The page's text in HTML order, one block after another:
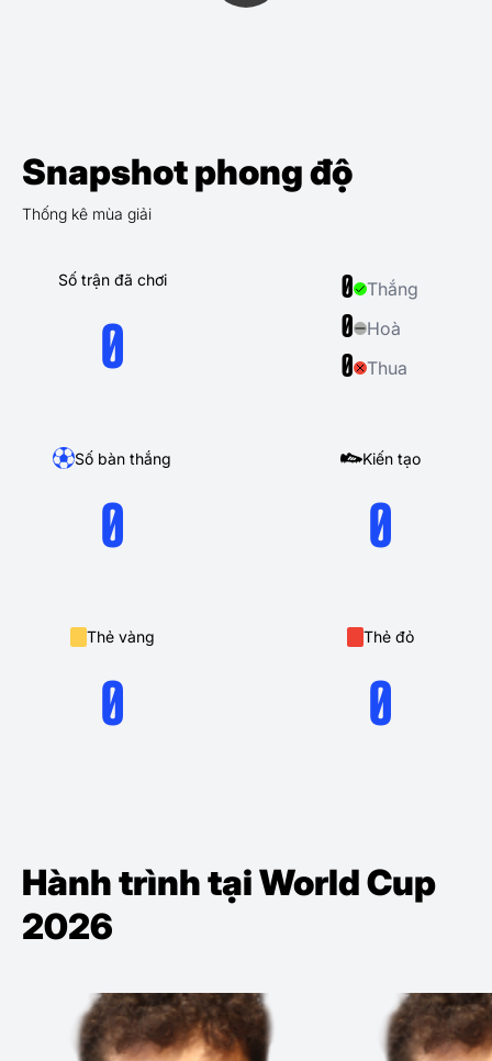
Snapshot phong độ
Thống kê mùa giải
Số trận đã chơi
0
Số bàn thắng
0
Kiến tạo
0
Thẻ vàng
0
Thẻ đỏ
0
0 Thắng
0 Hoà
0 Thua
Hành trình tại World Cup
2026